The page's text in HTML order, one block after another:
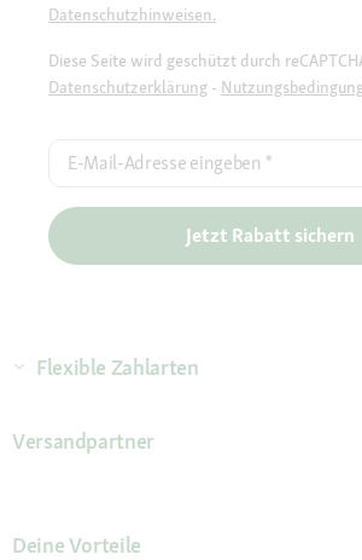
Datenschutzhinweisen.
Diese Seite wird geschützt durch
Datenschutzerklärung -
E-Mail-Adresse eingeben *
Jetzt Rabatt sichern
Flexible Zahlarten
Versandpartner
Deine Vorteile